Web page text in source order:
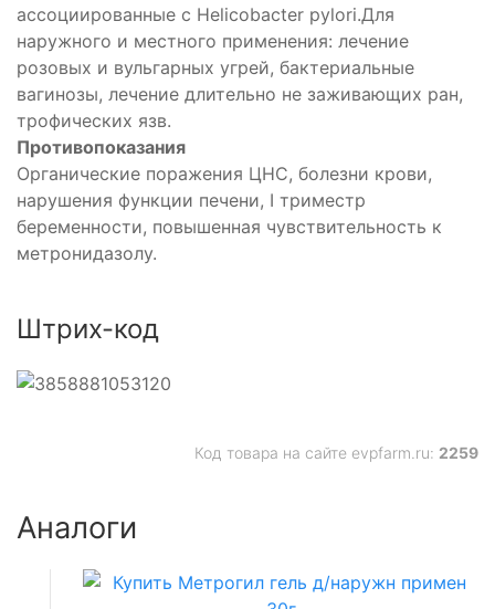
ассоциированные с Helicobacter pylori.Для
наружного и местного применения: лечение
розовых и вульгарных угрей, бактериальные
вагинозы, лечение длительно не заживающих ран,
трофических язв.
Противопоказания
Органические поражения ЦНС, болезни крови,
нарушения функции печени, I триместр
беременности, повышенная чувствительность к
метронидазолу.
Штрих-код
Код товара на сайте evpfarm.ru: 2259
Аналоги